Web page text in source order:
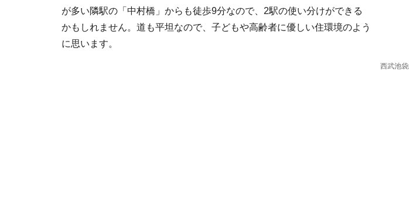
西武池
が多い隣駅の「中村橋」からも徒歩9分なので、2駅の使い分けができる
かもしれません。道も平坦なので、子どもや高齢者に優しい住環境のよう
に思います。